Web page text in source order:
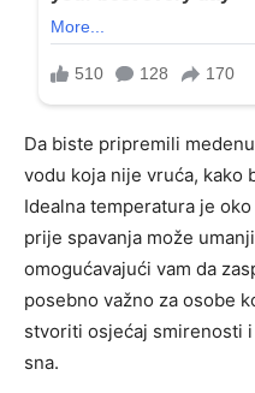
Da biste pripremili
vodu koja nije vruća, kako
Idealna temperatura je
prije spavanja može
omogućavajući vam da
posebno važno za osobe
stvoriti osjećaj smirenosti
sna.